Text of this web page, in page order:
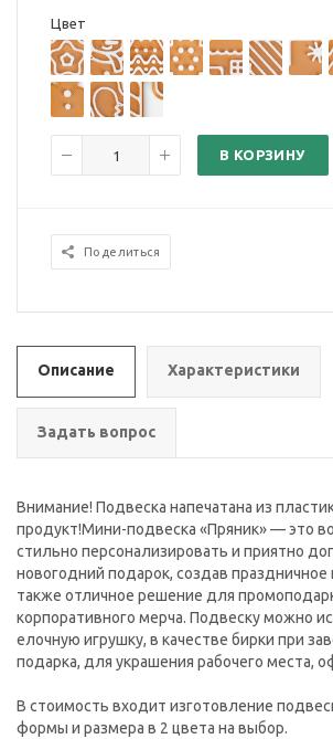
Цвет
В КОРЗИНУ
Поделиться
Описание Характеристики
Задать вопрос
Внимание! Подвеска напечатана из
продукт!Мини-подвеска «Пряник» — это
стильно персонализировать и приятно
новогодний подарок, создав праздничное
также отличное решение для
корпоративного мерча. Подвеску можно
елочную игрушку, в качестве бирки при
подарка, для украшения рабочего места,
В стоимость входит изготовление
формы и размера в 2 цвета на выбор.